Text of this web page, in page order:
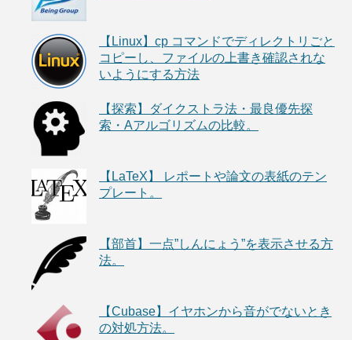
【Linux】cp コマンドでディレクトリごと
コピーし、ファイルの上書き確認されな
いようにする方法
【探索】ダイクストラ法・最良優先探
索・Aアルゴリズムの比較。
【LaTeX】 レポートや論文の表紙のテン
プレート。
【部首】一点”しんにょう”を表示させる方
法。
【Cubase】イヤホンから音がでないとき
の対処方法。